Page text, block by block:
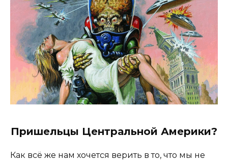
Пришельцы Центральной Америки?
Как всё же нам хочется верить в то, что мы не